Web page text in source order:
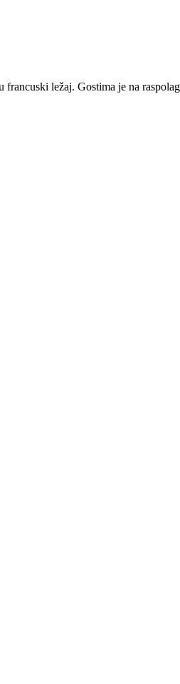
francuski ležaj. Gostima je na